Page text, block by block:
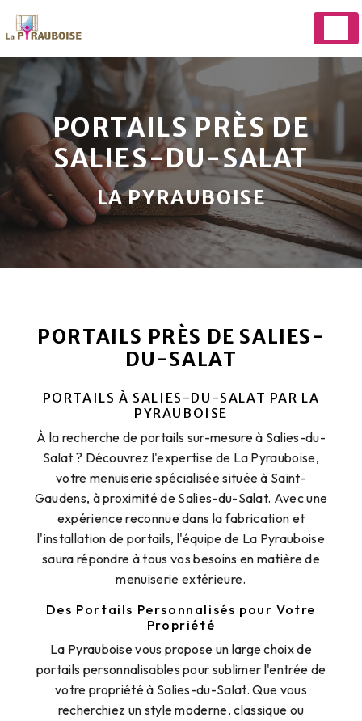
PORTAILS PRÈS DE
SALIES-DU-SALAT
LA PYRAUBOISE
PORTAILS PRÈS DE SALIES-
DU-SALAT
PORTAILS À SALIES-DU-SALAT PAR LA
PYRAUBOISE
À la recherche de portails sur-mesure à Salies-du-
Salat ? Découvrez l'expertise de La Pyrauboise,
votre menuiserie spécialisée située à Saint-
Gaudens, à proximité de Salies-du-Salat. Avec une
expérience reconnue dans la fabrication et
l'installation de portails, l'équipe de La Pyrauboise
saura répondre à tous vos besoins en matière de
menuiserie extérieure.
Des Portails Personnalisés pour Votre
Propriété
La Pyrauboise vous propose un large choix de
portails personnalisables pour sublimer l'entrée de
votre propriété à Salies-du-Salat. Que vous
recherchiez un style moderne, classique ou